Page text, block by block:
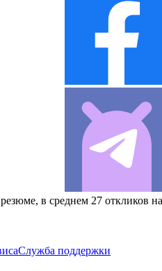
резюме, в среднем 27 откликов
Служба поддержки